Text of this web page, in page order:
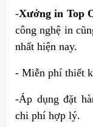
-Xưởng in Top
công nghệ in
nhất hiện nay.
- Miễn phí thiết
-Áp dụng đặt
chi phí hợp lý.